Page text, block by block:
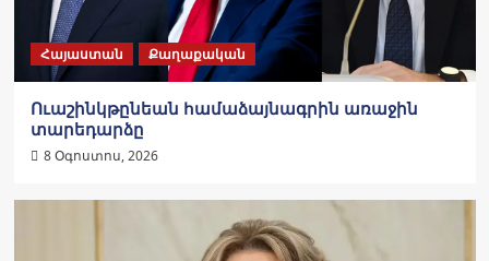
Հայաստան Քաղաքական
Ուաշինկթընեան համաձայնագրին առաջին
տարեդարձը
8 Օգոստոս, 2026